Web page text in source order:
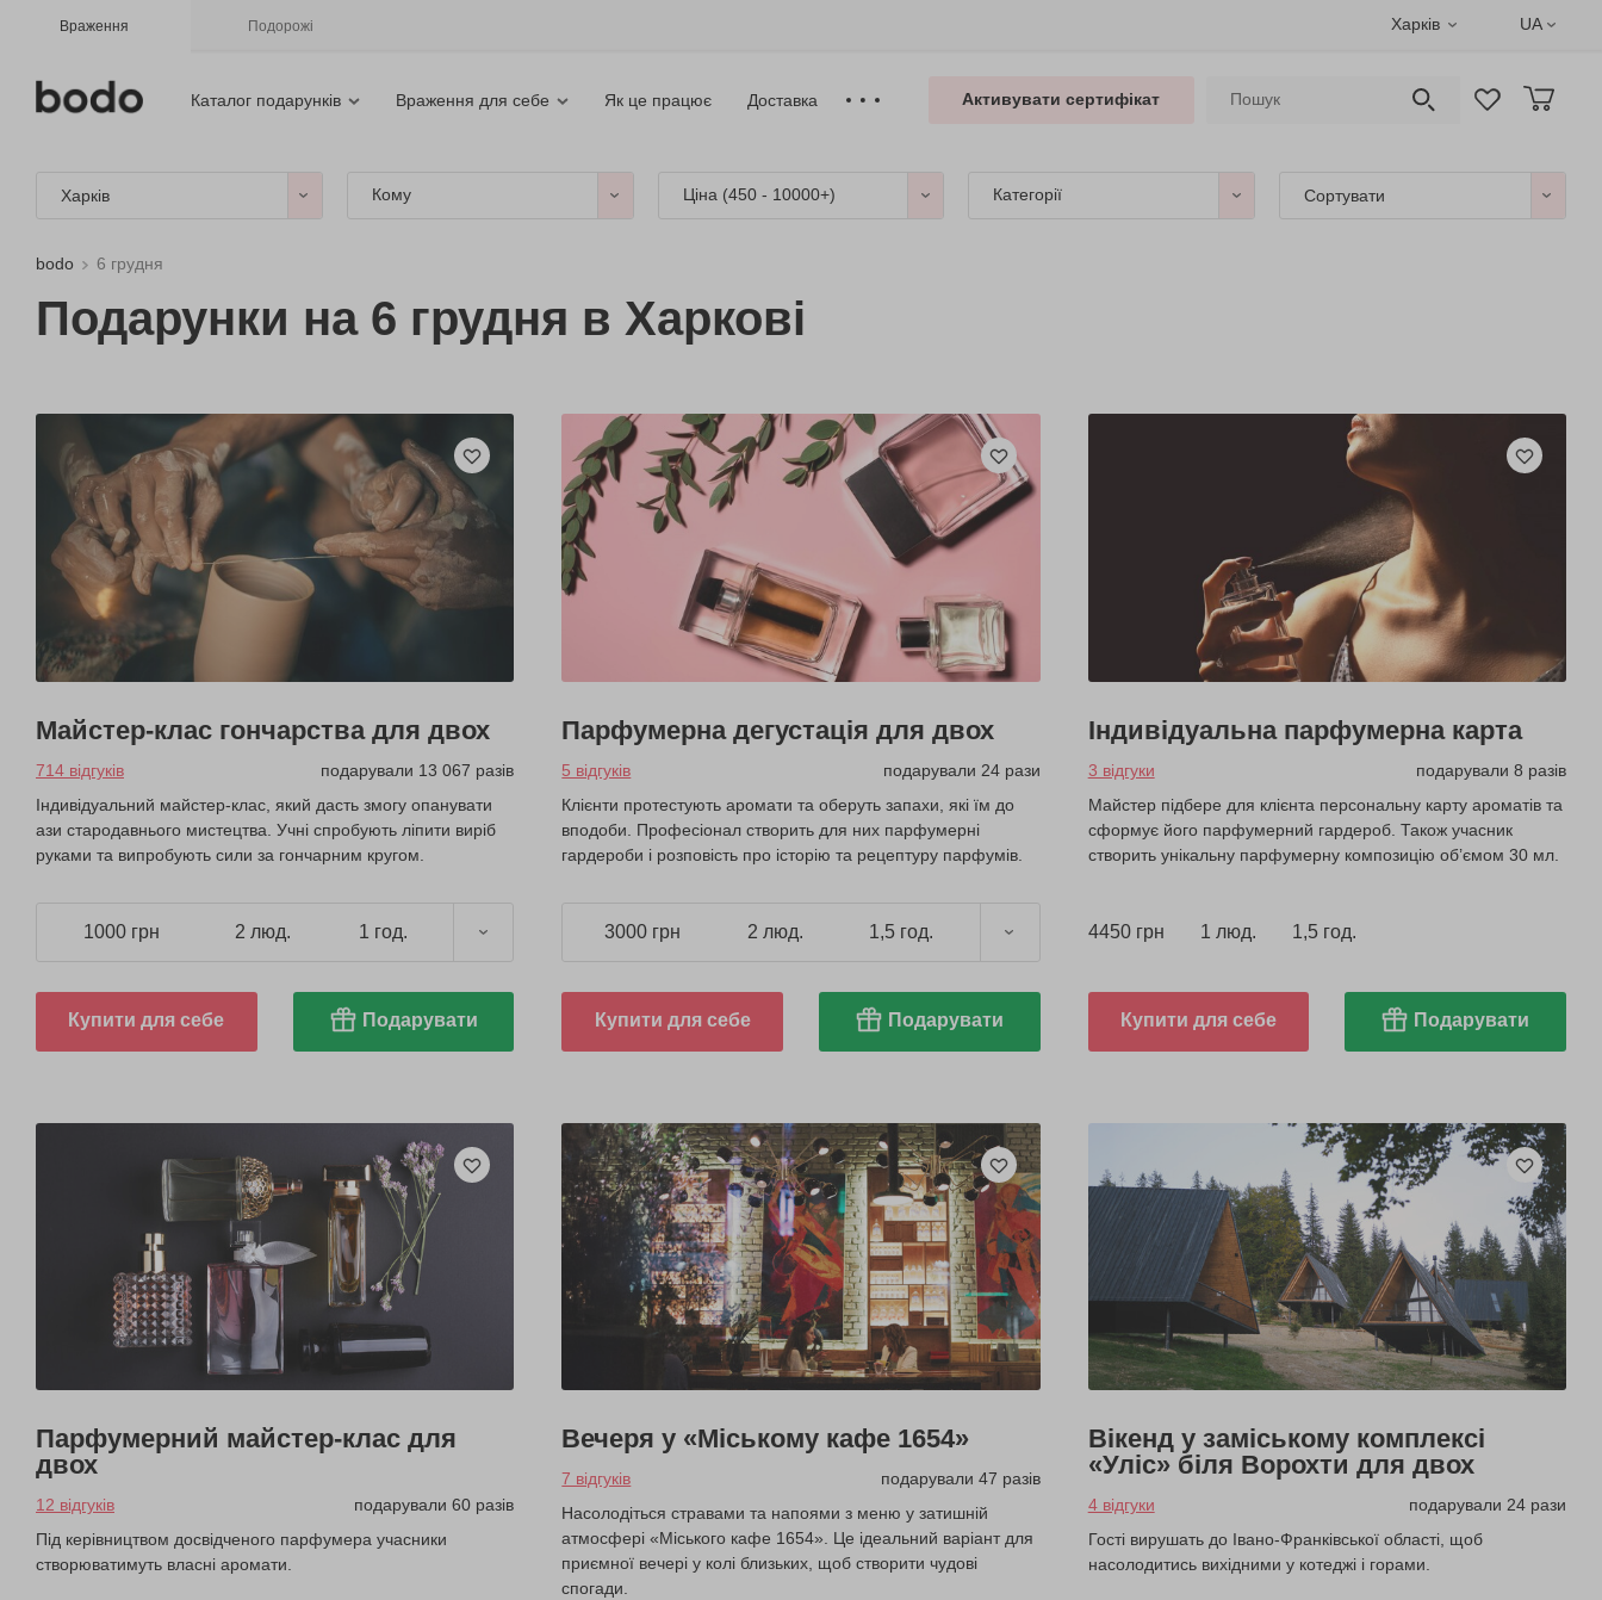
Враження Подорожі Харків UA
Каталог подарунків Враження для себе Як це працює Доставка Активувати сертифікат
Харків Кому Ціна (450 - 10000+) Категорії Сортувати
bodo 6 грудня
Подарунки на 6 грудня в Харкові
Майстер-клас гончарства для двох
714 відгуків
подарували 13 067 разів
Індивідуальний майстер-клас, який дасть змогу опанувати
ази стародавнього мистецтва. Учні спробують ліпити виріб
руками та випробують сили за гончарним кругом.
1000 грн 2 люд. 1 год.
Купити для себе Подарувати
Парфумерна дегустація для двох
5 відгуків
подарували 24 рази
Клієнти протестують аромати та оберуть запахи, які їм до
вподоби. Професіонал створить для них парфумерні
гардероби і розповість про історію та рецептуру парфумів.
3000 грн 2 люд. 1,5 год.
Купити для себе Подарувати
Індивідуальна парфумерна карта
3 відгуки
подарували 8 разів
Майстер підбере для клієнта персональну карту ароматів та
сформує його парфумерний гардероб. Також учасник
створить унікальну парфумерну композицію об’ємом 30 мл.
4450 грн 1 люд. 1,5 год.
Купити для себе Подарувати
Парфумерний майстер-клас для
двох
12 відгуків
подарували 60 разів
Під керівництвом досвідченого парфумера учасники
створюватимуть власні аромати.
Вечеря у «Міському кафе 1654»
7 відгуків
подарували 47 разів
Насолодіться стравами та напоями з меню у затишній
атмосфері «Міського кафе 1654». Це ідеальний варіант для
приємної вечері у колі близьких, щоб створити чудові
спогади.
Вікенд у заміському комплексі
«Уліс» біля Ворохти для двох
4 відгуки
подарували 24 рази
Гості вирушать до Івано-Франківської області, щоб
насолодитись вихідними у котеджі і горами.